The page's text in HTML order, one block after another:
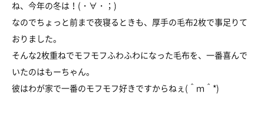
ね、今年の冬は！(・∀・；)
なのでちょっと前まで夜寝るときも、厚手の毛布2枚で事足りて
おりました。
そんな2枚重ねでモフモフふわふわになった毛布を、一番喜んで
いたのはもーちゃん。
彼はわが家で一番のモフモフ好きですからねぇ(＾ｍ＾*)